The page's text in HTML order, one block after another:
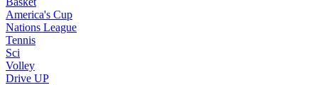
America's Cup
Nations League
Tennis
Sci
Volley
Drive UP